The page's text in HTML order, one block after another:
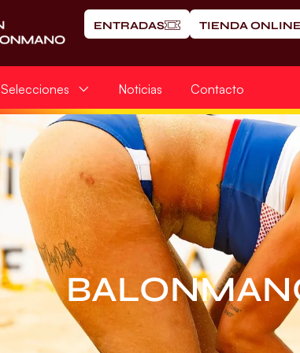
ENTRADAS TIENDA ONLINE
Selecciones Noticias Contacto